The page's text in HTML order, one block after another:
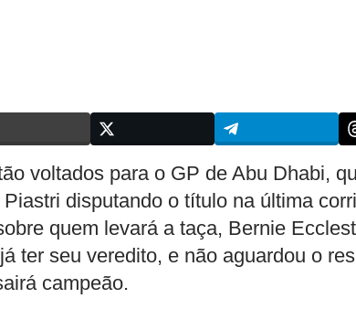
voltados para o GP de Abu Dhabi,
disputando o título na última
quem levará a taça, Bernie
ter seu veredito, e não aguardou o
campeão.